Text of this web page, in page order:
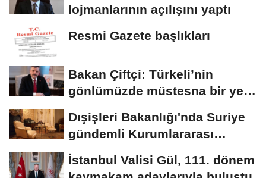
lojmanlarının açılışını yaptı
Resmi Gazete başlıkları
Bakan Çiftçi: Türkeli’nin
gönlümüzde müstesna bir yeri
Dışişleri Bakanlığı'nda Suriye
gündemli Kurumlararası
Eşgüdüm...
İstanbul Valisi Gül, 111. dönem